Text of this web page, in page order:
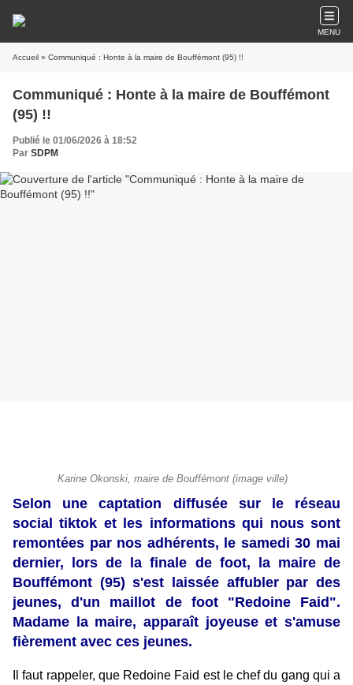
MENU
Accueil » Communiqué : Honte à la maire de Bouffémont (95) !!
Communiqué : Honte à la maire de Bouffémont
(95) !!
Publié le 01/06/2026 à 18:52
Par SDPM
Karine Okonski, maire de Bouffémont (image ville)
Selon une captation diffusée sur le réseau
social tiktok et les informations qui nous sont
remontées par nos adhérents, le samedi 30 mai
dernier, lors de la finale de foot, la maire de
Bouffémont (95) s'est laissée affubler par des
jeunes, d'un maillot de foot "Redoine Faid".
Madame la maire, apparaît joyeuse et s'amuse
fièrement avec ces jeunes.
Il faut rappeler, que Redoine Faid est le chef du gang qui a